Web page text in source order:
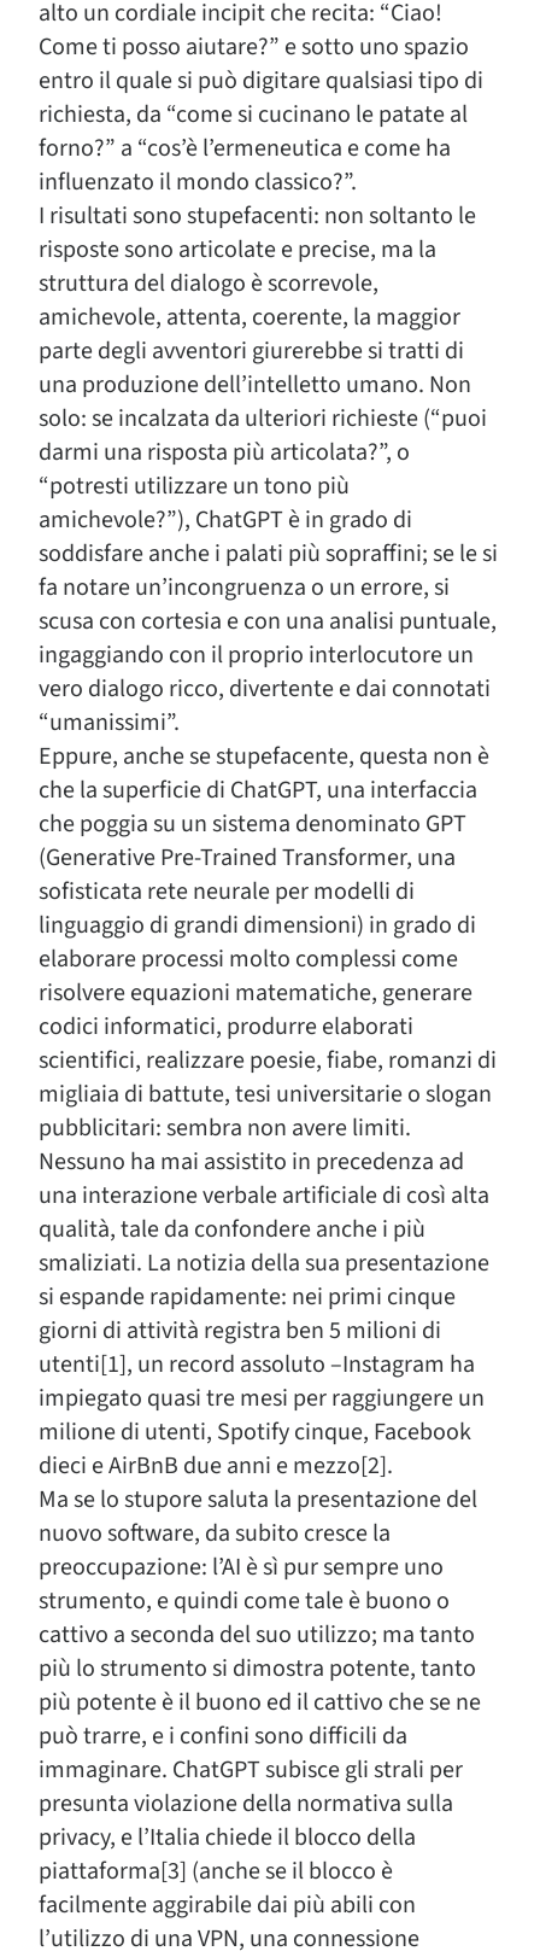
alto un cordiale incipit che recita: “Ciao!
Come ti posso aiutare?” e sotto uno spazio
entro il quale si può digitare qualsiasi tipo di
richiesta, da “come si cucinano le patate al
forno?” a “cos’è l’ermeneutica e come ha
influenzato il mondo classico?”.
I risultati sono stupefacenti: non soltanto le
risposte sono articolate e precise, ma la
struttura del dialogo è scorrevole,
amichevole, attenta, coerente, la maggior
parte degli avventori giurerebbe si tratti di
una produzione dell’intelletto umano. Non
solo: se incalzata da ulteriori richieste (“puoi
darmi una risposta più articolata?”, o
“potresti utilizzare un tono più
amichevole?”), ChatGPT è in grado di
soddisfare anche i palati più sopraffini; se le si
fa notare un’incongruenza o un errore, si
scusa con cortesia e con una analisi puntuale,
ingaggiando con il proprio interlocutore un
vero dialogo ricco, divertente e dai connotati
“umanissimi”.
Eppure, anche se stupefacente, questa non è
che la superficie di ChatGPT, una interfaccia
che poggia su un sistema denominato GPT
(Generative Pre-Trained Transformer, una
sofisticata rete neurale per modelli di
linguaggio di grandi dimensioni) in grado di
elaborare processi molto complessi come
risolvere equazioni matematiche, generare
codici informatici, produrre elaborati
scientifici, realizzare poesie, fiabe, romanzi di
migliaia di battute, tesi universitarie o slogan
pubblicitari: sembra non avere limiti.
Nessuno ha mai assistito in precedenza ad
una interazione verbale artificiale di così alta
qualità, tale da confondere anche i più
smaliziati. La notizia della sua presentazione
si espande rapidamente: nei primi cinque
giorni di attività registra ben 5 milioni di
utenti[1], un record assoluto –Instagram ha
impiegato quasi tre mesi per raggiungere un
milione di utenti, Spotify cinque, Facebook
dieci e AirBnB due anni e mezzo[2].
Ma se lo stupore saluta la presentazione del
nuovo software, da subito cresce la
preoccupazione: l’AI è sì pur sempre uno
strumento, e quindi come tale è buono o
cattivo a seconda del suo utilizzo; ma tanto
più lo strumento si dimostra potente, tanto
più potente è il buono ed il cattivo che se ne
può trarre, e i confini sono difficili da
immaginare. ChatGPT subisce gli strali per
presunta violazione della normativa sulla
privacy, e l’Italia chiede il blocco della
piattaforma[3] (anche se il blocco è
facilmente aggirabile dai più abili con
l’utilizzo di una VPN, una connessione